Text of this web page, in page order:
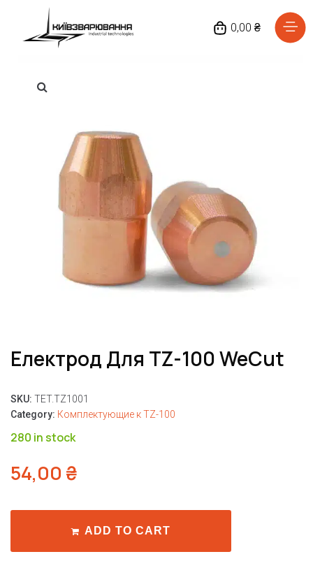
0,00 ₴
Електрод Для TZ-100 WeCut
SKU: TET.TZ1001
Category: Комплектующие к TZ-100
280 in stock
54,00 ₴
ADD TO CART
Головна
Відгуки
Доставка та оплата
Повернення та обмін